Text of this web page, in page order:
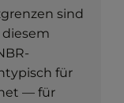
sind
für
— für